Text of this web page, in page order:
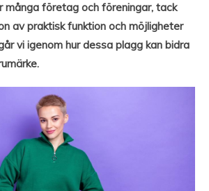
företag och föreningar, tack
av praktisk funktion och möjligheter
vi igenom hur dessa plagg kan bidra